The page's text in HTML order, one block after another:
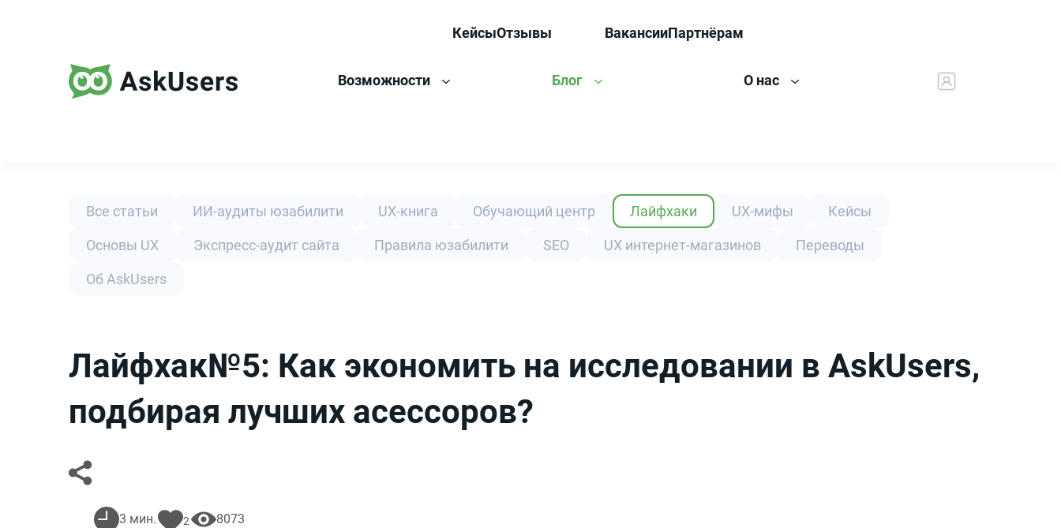
Возможности
КейсыОтзывы
Блог
ВакансииПартнёрам
О нас
Все статьи ИИ-аудиты юзабилити UX-книга Обучающий центр Лайфхаки UX-мифы Кейсы
Основы UX Экспресс-аудит сайта Правила юзабилити SEO UX интернет-магазинов Переводы
Об AskUsers
Лайфхак№5: Как экономить на исследовании в AskUsers,
подбирая лучших асессоров?
3 мин. 2 8073